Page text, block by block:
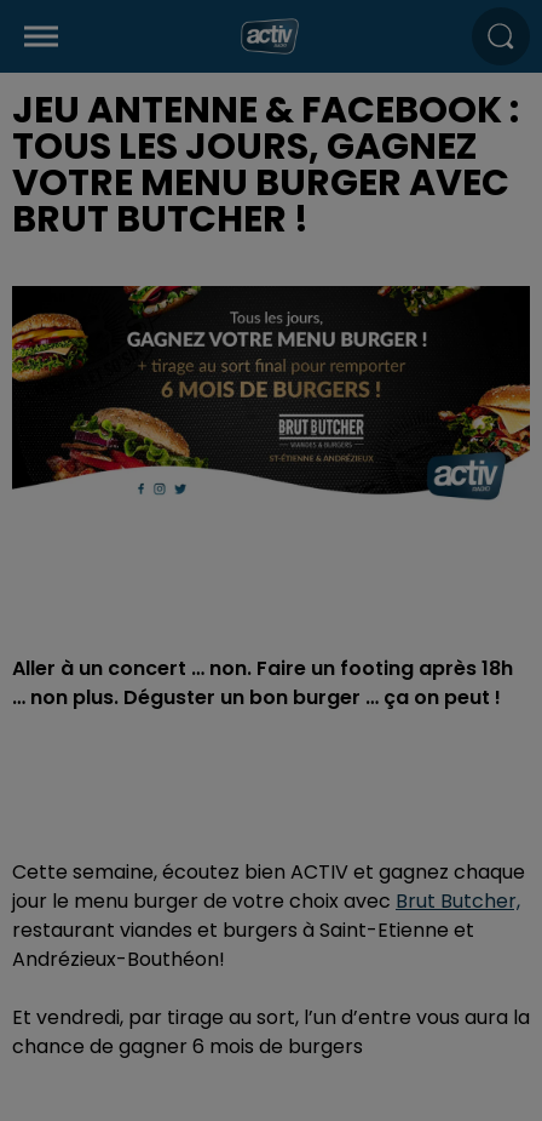
JEU ANTENNE & FACEBOOK :
TOUS LES JOURS, GAGNEZ
VOTRE MENU BURGER AVEC
BRUT BUTCHER !
Aller à un concert … non. Faire un footing après 18h
… non plus. Déguster un bon burger … ça on peut !
Cette semaine, écoutez bien ACTIV et gagnez chaque
jour le menu burger de votre choix avec Brut Butcher,
restaurant viandes et burgers à Saint-Etienne et
Andrézieux-Bouthéon!
Et vendredi, par tirage au sort, l’un d’entre vous aura la
chance de gagner 6 mois de burgers